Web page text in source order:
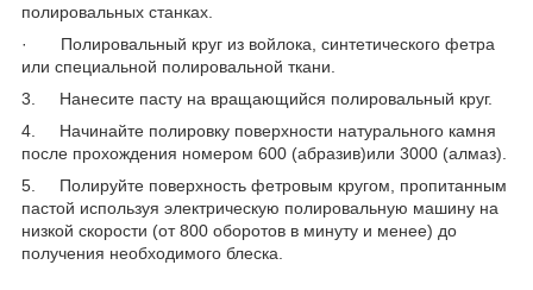
полировальных станках.
· Полировальный круг из войлока, синтетического фетра
или специальной полировальной ткани.
3. Нанесите пасту на вращающийся полировальный круг.
4. Начинайте полировку поверхности натурального камня
после прохождения номером 600 (абразив)или 3000 (алмаз).
5. Полируйте поверхность фетровым кругом, пропитанным
пастой используя электрическую полировальную машину на
низкой скорости (от 800 оборотов в минуту и менее) до
получения необходимого блеска.